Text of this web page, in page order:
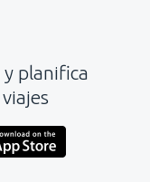
y planifica